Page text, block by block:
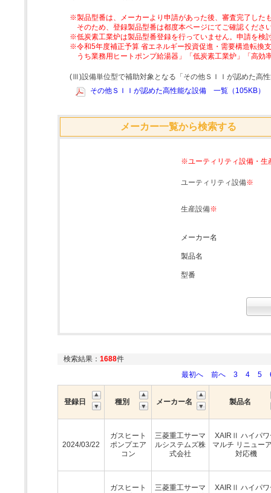
※製品型番は、メーカーより申請があった後、審査完了した
そのため、登録製品型番は都度本ページにてご確認くださ
※低炭素工業炉は製品型番登録を行っていません。申請を検
※令和5年度補正予算 省エネルギー投資促進・需要構造転換
うち業務用ヒートポンプ給湯器」「低炭素工業炉」「高
(Ⅲ)設備単位型で補助対象となる「その他ＳＩＩが認めた高
その他ＳＩＩが認めた高性能な設備 一覧（105KB）
メーカー一覧から検索する
※ユーティリティ設備・生
ユーティリティ設備※
生産設備※
メーカー名
製品名
型番
検索結果： 1688件
最初へ
前へ 3 4 5
登録日 種別 メーカー名 製品名
2024/03/22
ガスヒート
ポンプエア
コン
三菱重工サーマ
ルシステムズ株
式会社
XAIRⅡ ハイパワ
マルチ リニュー
対応機
ガスヒート
三菱重工サーマ
XAIRⅡ ハイパワ